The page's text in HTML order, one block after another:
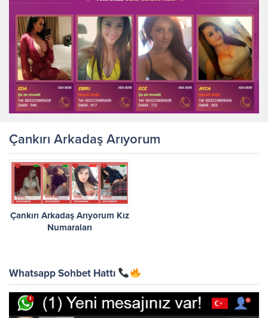
Çankırı Arkadaş Arıyorum
Çankırı Arkadaş Arıyorum Kız
Numaraları
Whatsapp Sohbet Hattı